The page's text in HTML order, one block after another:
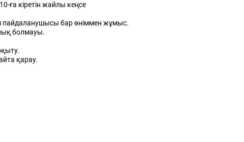
ға кіретін жайлы кеңсе
пайдаланушысы бар өніммен жұмыс.
болмауы.
қарау.